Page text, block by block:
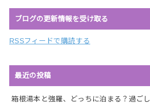
ブログの更新情報を受け取る
RSSフィードで購読する
最近の投稿
箱根湯本と強羅、どっちに泊まる？過ごし